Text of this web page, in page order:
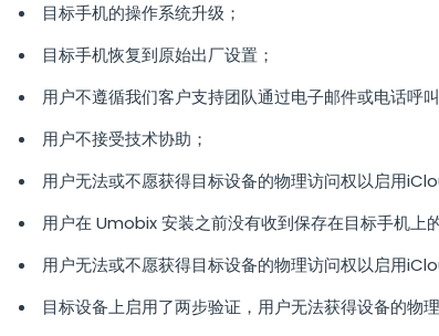
目标手机的操作系统升级；
目标手机恢复到原始出厂设置；
用户不遵循我们客户支持团队通过电子邮件或电话呼
用户不接受技术协助；
用户无法或不愿获得目标设备的物理访问权以启用
用户在 Umobix 安装之前没有收到保存在目标手机上
用户无法或不愿获得目标设备的物理访问权以启用
目标设备上启用了两步验证，用户无法获得设备的物理